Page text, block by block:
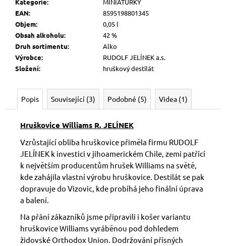
Kategorie:
MINIATURKY
EAN:
8595198801345
Objem:
0,05 l
Obsah alkoholu:
42 %
Druh sortimentu:
Alko
Výrobce:
RUDOLF JELÍNEK a.s.
Složení: hruškový destilát
Popis Související (3) Podobné (5) Videa (1)
Hruškovice Williams R. JELÍNEK
Vzrůstající obliba hruškovice přiměla firmu RUDOLF
JELÍNEK k investici v jihoamerickém Chile, zemi patřící
k největším producentům hrušek Williams na světě,
kde zahájila vlastní výrobu hruškovice. Destilát se pak
dopravuje do Vizovic, kde probíhá jeho finální úprava
a balení.
Na přání zákazníků jsme připravili i košer variantu
hruškovice Williams vyráběnou pod dohledem
židovské Orthodox Union. Dodržování přísných